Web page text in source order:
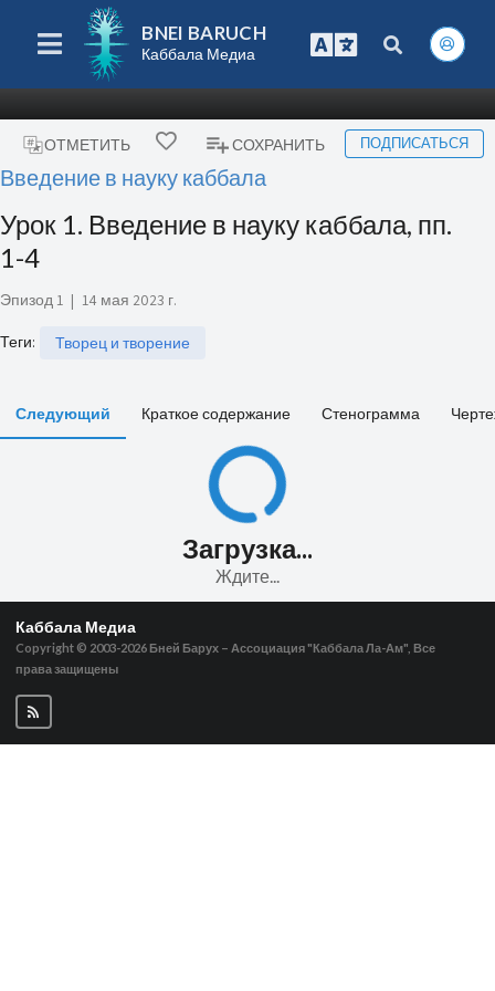
BNEI BARUCH
Каббала Медиа
ОТМЕТИТЬ СОХРАНИТЬ ПОДПИСАТЬСЯ
Введение в науку каббала
Урок 1. Введение в науку каббала, пп.
1-4
Эпизод 1 | 14 мая 2023 г.
Теги: Творец и творение
Следующий Краткое содержание Стенограмма
Загрузка...
Ждите...
Каббала Медиа
Copyright © 2003-2026 Бней Барух – Ассоциация "Каббала Ла-Ам", Все
права защищены